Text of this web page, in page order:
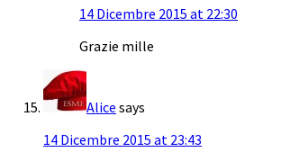
14 Dicembre 2015 at 22:30
Grazie mille
Alice says
14 Dicembre 2015 at 23:43